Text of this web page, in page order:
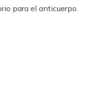
para el anticuerpo.